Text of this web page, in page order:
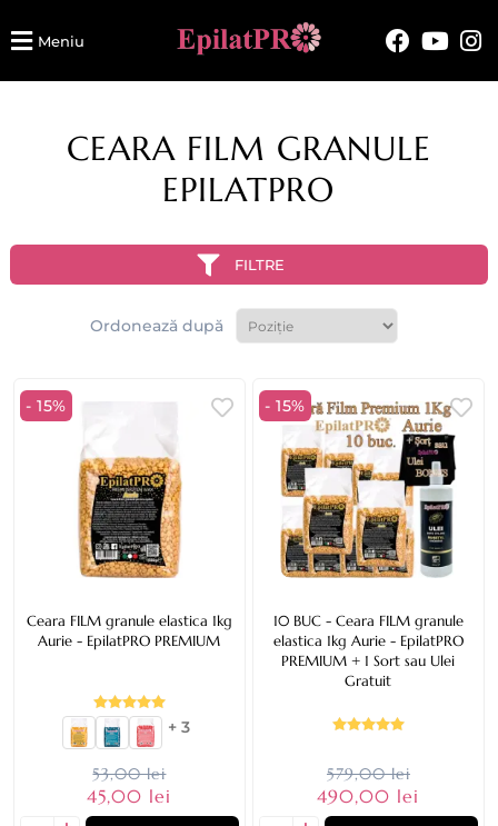
Meniu
CEARA FILM GRANULE
EPILATPRO
FILTRE
Ordonează după
- 15%
Ceara FILM granule elastica 1kg
Aurie - EpilatPRO PREMIUM
+ 3
53,00 lei
45,00 lei
- 15%
10 BUC - Ceara FILM granule
elastica 1kg Aurie - EpilatPRO
PREMIUM + 1 Sort sau Ulei
Gratuit
579,00 lei
490,00 lei